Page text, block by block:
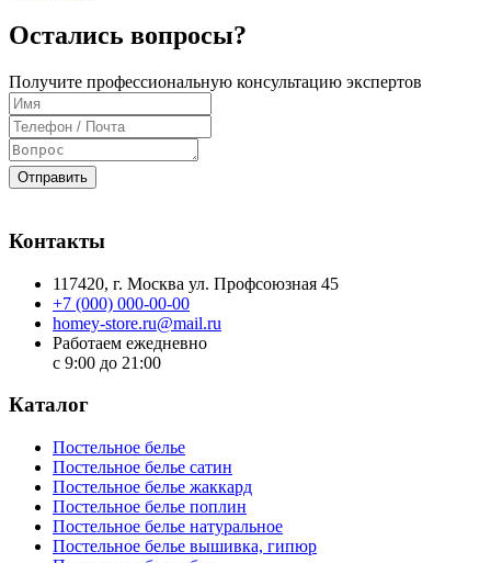
Остались вопросы?
Получите профессиональную консультацию экспертов
Отправить
Контакты
117420, г. Москва ул. Профсоюзная 45
+7 (000) 000-00-00
homey-store.ru@mail.ru
Работаем ежедневно
с 9:00 до 21:00
Каталог
Постельное белье
Постельное белье сатин
Постельное белье жаккард
Постельное белье поплин
Постельное белье натуральное
Постельное белье вышивка, гипюр